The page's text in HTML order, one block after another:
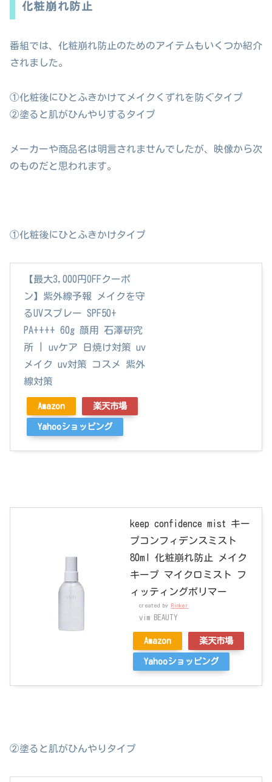
化粧崩れ防止
番組では、化粧崩れ防止のためのアイテムもいくつか紹介
されました。
①化粧後にひとふきかけてメイクくずれを防ぐタイプ
②塗ると肌がひんやりするタイプ
メーカーや商品名は明言されませんでしたが、映像から次
のものだと思われます。
①化粧後にひとふきかけタイプ
【最大3,000円OFFクーポ
ン】紫外線予報 メイクを守
るUVスプレー SPF50+
PA++++ 60g 顔用 石澤研究
所 | uvケア 日焼け対策 uv
メイク uv対策 コスメ 紫外
線対策
Amazon 楽天市場
Yahooショッピング
keep confidence mist キー
プコンフィデンスミスト
80ml 化粧崩れ防止 メイク
キープ マイクロミスト フ
ィッティングポリマー
created by Rinker
vim BEAUTY
Amazon 楽天市場
Yahooショッピング
②塗ると肌がひんやりタイプ